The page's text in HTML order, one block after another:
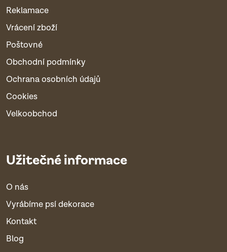
Reklamace
Vrácení zboží
Poštovné
Obchodní podmínky
Ochrana osobních údajů
Cookies
Velkoobchod
Užitečné informace
O nás
Vyrábíme psí dekorace
Kontakt
Blog